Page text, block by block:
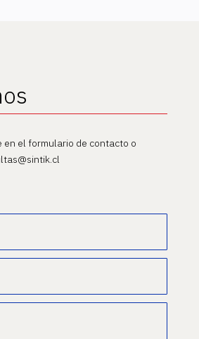
en el formulario de contacto o